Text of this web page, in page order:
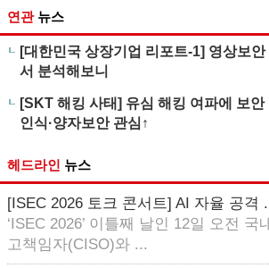
연관 뉴스
[대한민국 상장기업 리포트-1] 영상보
서 분석해보니
[SKT 해킹 사태] 유심 해킹 여파에 보안
인식·양자보안 관심↑
헤드라인 뉴스
[ISEC 2026 토크 콘서트] AI 자율 공격
‘ISEC 2026’ 이틀째 날인 12일 오전 국
고책임자(CISO)와 ...